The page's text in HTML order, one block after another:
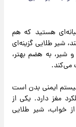
هستید که هم
شیر طلایی گزینه‌ای
شیر، به هضم بهتر،
می‌کند.
روده‌ی ما خانه حدود ۷۰٪ سیستم ایمنی بدن است
مغز دارد. یکی از
خواب، شیر طلایی